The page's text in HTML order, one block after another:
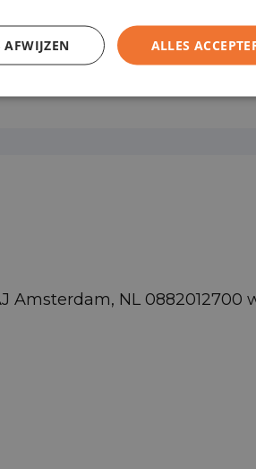
Airconditioning
Amsterdam, NL 0882012700
ALLES
AFWIJZEN